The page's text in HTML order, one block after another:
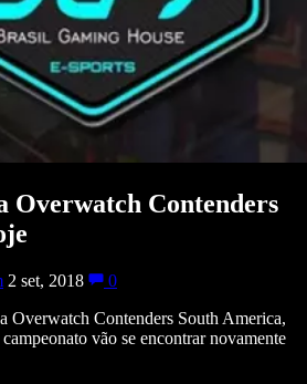
Overwatch Contenders
2 set, 2018
0
Overwatch Contenders South America,
vão se encontrar novamente